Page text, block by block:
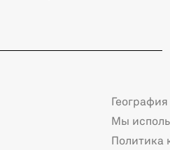
Мы
Политика